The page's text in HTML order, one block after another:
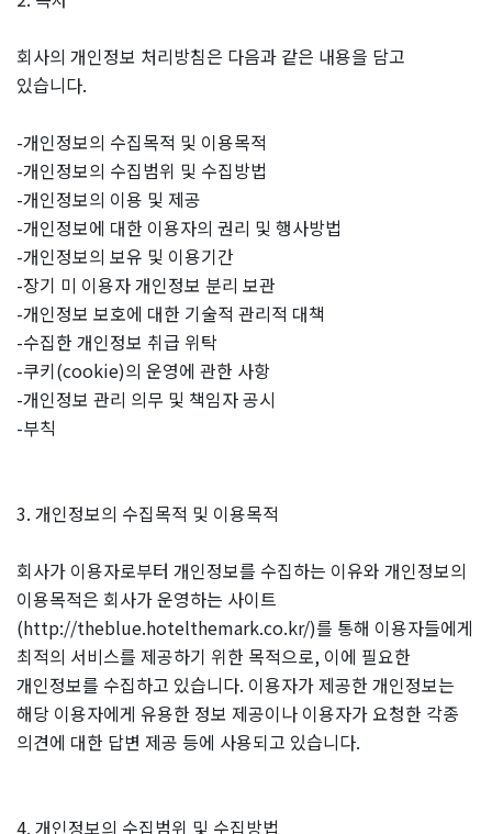
회사의 개인정보 처리방침은 다음과 같은 내용을 담고
있습니다.
-개인정보의 수집목적 및 이용목적
-개인정보의 수집범위 및 수집방법
-개인정보의 이용 및 제공
-개인정보에 대한 이용자의 권리 및 행사방법
-개인정보의 보유 및 이용기간
-장기 미 이용자 개인정보 분리 보관
-개인정보 보호에 대한 기술적 관리적 대책
-수집한 개인정보 취급 위탁
-쿠키(cookie)의 운영에 관한 사항
-개인정보 관리 의무 및 책임자 공시
-부칙
3. 개인정보의 수집목적 및 이용목적
회사가 이용자로부터 개인정보를 수집하는 이유와 개인정보의
이용목적은 회사가 운영하는 사이트
(http://theblue.hotelthemark.co.kr/)를 통해 이용자들에게
최적의 서비스를 제공하기 위한 목적으로, 이에 필요한
개인정보를 수집하고 있습니다. 이용자가 제공한 개인정보는
해당 이용자에게 유용한 정보 제공이나 이용자가 요청한 각종
의견에 대한 답변 제공 등에 사용되고 있습니다.
4. 개인정보의 수집범위 및 수집방법